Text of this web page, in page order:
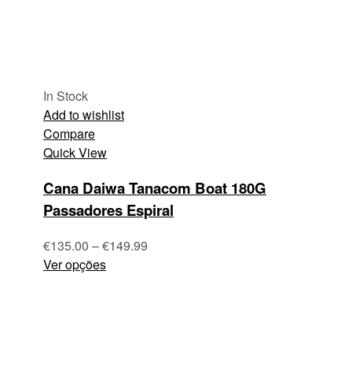
In Stock
Add to wishlist
Compare
Quick View
Cana Daiwa Tanacom Boat 180G
Passadores Espiral
€135.00 –€149.99
Ver opções